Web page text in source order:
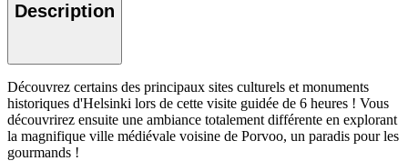
Description
Découvrez certains des principaux sites culturels et monuments
historiques d'Helsinki lors de cette visite guidée de 6 heures ! Vous
découvrirez ensuite une ambiance totalement différente en explorant
la magnifique ville médiévale voisine de Porvoo, un paradis pour les
gourmands !